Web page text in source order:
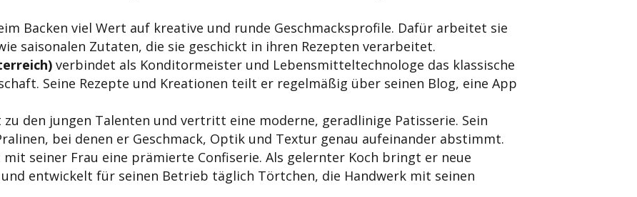
Backen viel Wert auf kreative und runde Geschmacksprofile. Dafür arbeitet sie
saisonalen Zutaten, die sie geschickt in ihren Rezepten verarbeitet.
verbindet als Konditormeister und Lebensmitteltechnologe das klassische
Seine Rezepte und Kreationen teilt er regelmäßig über seinen Blog, eine App
zu den jungen Talenten und vertritt eine moderne, geradlinige Patisserie. Sein
bei denen er Geschmack, Optik und Textur genau aufeinander abstimmt.
seiner Frau eine prämierte Confiserie. Als gelernter Koch bringt er neue
entwickelt für seinen Betrieb täglich Törtchen, die Handwerk mit seinen